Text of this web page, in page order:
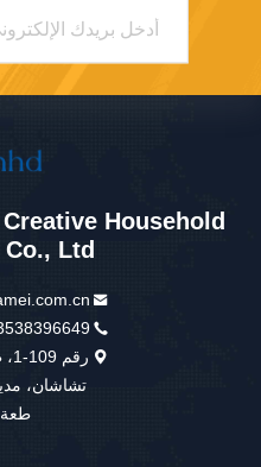
Household
Ltd
تشاشان،
طعة